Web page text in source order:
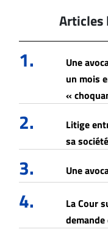
Articles
1.
Une
un mois
«
2.
Litige
sa société
3. Une
4.
La Cour